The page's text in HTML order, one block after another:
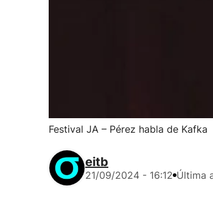
Festival JA – Pérez habla de Kafka
eitb
21/09/2024 - 16:12 Última